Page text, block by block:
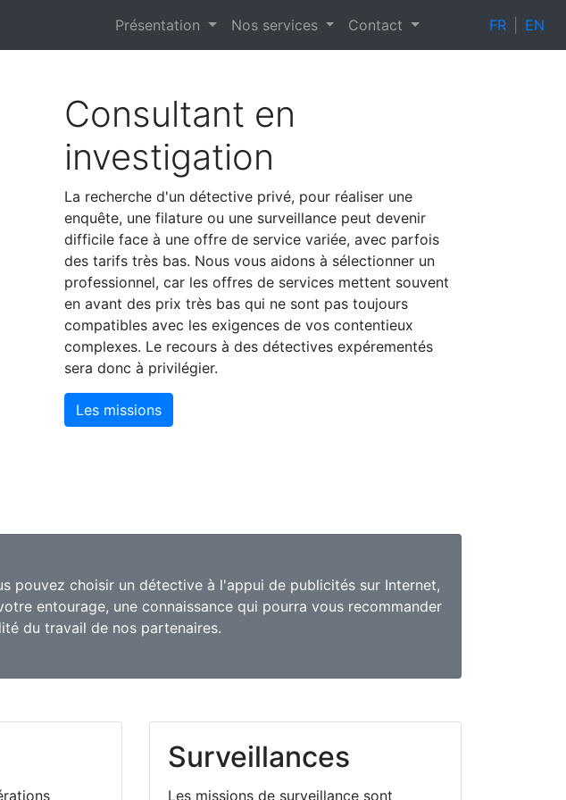
Présentation Nos services Contact FR EN
Consultant en
investigation
La recherche d'un détective privé, pour réaliser une
enquête, une filature ou une surveillance peut devenir
difficile face à une offre de service variée, avec parfois
des tarifs très bas. Nous vous aidons à sélectionner un
professionnel, car les offres de services mettent souvent
en avant des prix très bas qui ne sont pas toujours
compatibles avec les exigences de vos contentieux
complexes. Le recours à des détectives expérementés
sera donc à privilégier.
Les missions
pouvez choisir un détective à l'appui de publicités sur Internet,
entourage, une connaissance qui pourra vous recommander
du travail de nos partenaires.
Surveillances
Les missions de surveillance sont